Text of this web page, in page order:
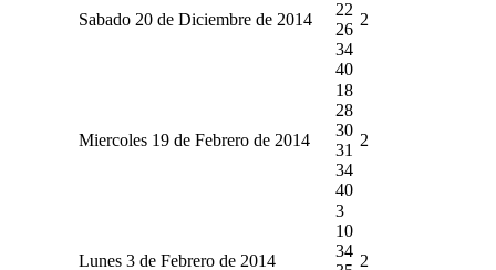
Sabado 20 de Diciembre de 2014
22
26
34
40
2
Miercoles 19 de Febrero de 2014
18
28
30
31
34
40
2
Lunes 3 de Febrero de 2014
3
10
34
2